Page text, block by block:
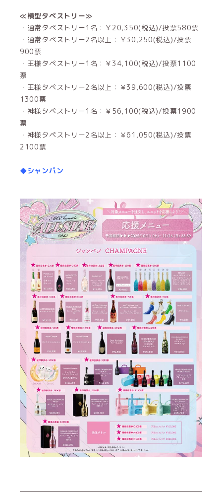
≪横型タペストリー≫
・通常タペストリー1名：￥20,350(税込)/投票580票
・通常タペストリー2名以上：￥30,250(税込)/投票
900票
・王様タペストリー1名：￥34,100(税込)/投票1100
票
・王様タペストリー2名以上：￥39,600(税込)/投票
1300票
・神様タペストリー1名：￥56,100(税込)/投票1900
票
・神様タペストリー2名以上：￥61,050(税込)/投票
2100票
◆シャンパン